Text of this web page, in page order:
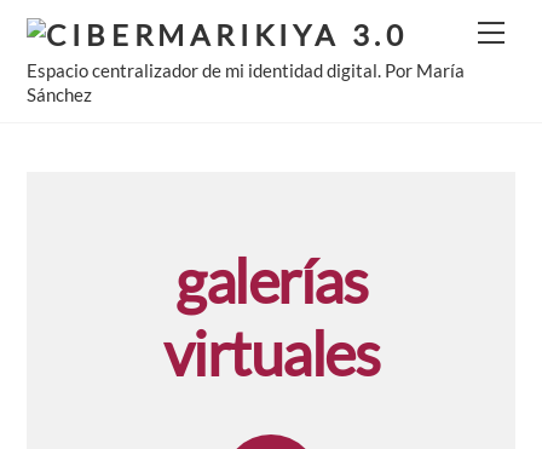
Skip
content
Espacio centralizador de mi identidad digital. Por María
Sánchez
galerías
virtuales